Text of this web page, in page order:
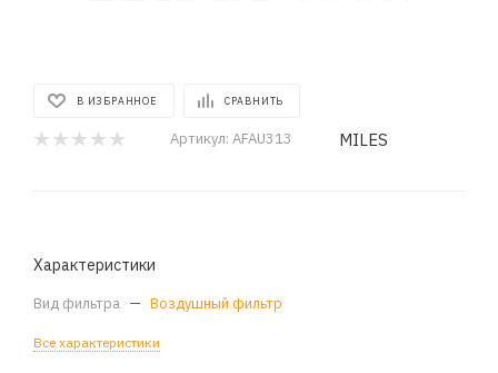
В ИЗБРАННОЕ СРАВНИТЬ
Артикул: AFAU313 MILES
Характеристики
Вид фильтра — Воздушный фильтр
Все характеристики